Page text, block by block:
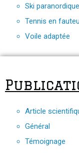
Ski paranordique
Tennis en
Voile adaptée
Article
Général
Témoignage